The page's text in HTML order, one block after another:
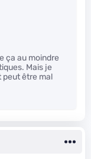
ça au moindre
Mais je
peut être mal